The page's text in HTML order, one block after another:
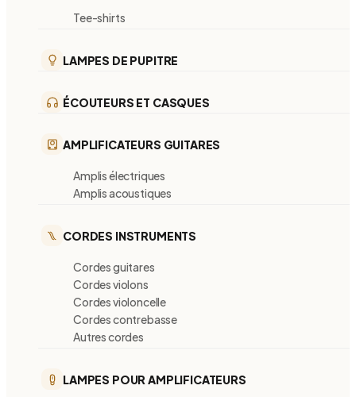
Tee-shirts
LAMPES DE PUPITRE
ÉCOUTEURS ET CASQUES
AMPLIFICATEURS GUITARES
Amplis électriques
Amplis acoustiques
CORDES INSTRUMENTS
Cordes guitares
Cordes violons
Cordes violoncelle
Cordes contrebasse
Autres cordes
LAMPES POUR AMPLIFICATEURS